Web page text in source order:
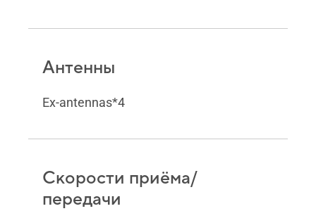
Антенны
Ex-antennas*4
Скорости приёма/
передачи